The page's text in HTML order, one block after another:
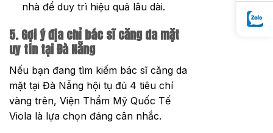
nhà để duy trì hiệu quả lâu dài.
5. Gợi ý địa chỉ bác sĩ căng da mặt
uy tín tại Đà Nẵng
Nếu bạn đang tìm kiếm bác sĩ căng da
mặt tại Đà Nẵng hội tụ đủ 4 tiêu chí
vàng trên, Viện Thẩm Mỹ Quốc Tế
Viola là lựa chọn đáng cân nhắc.